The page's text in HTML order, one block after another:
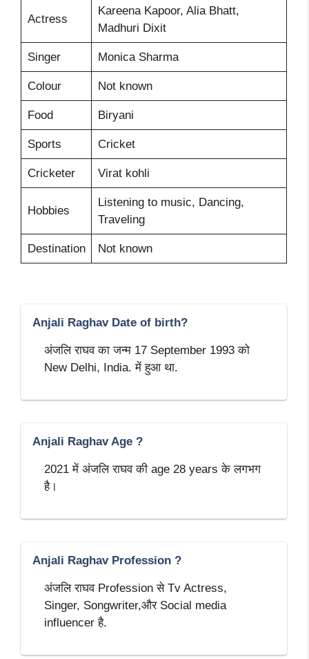
Actress
Kareena Kapoor, Alia Bhatt,
Madhuri Dixit
Singer Monica Sharma
Colour Not known
Food Biryani
Sports Cricket
Cricketer Virat kohli
Hobbies
Listening to music, Dancing,
Traveling
Destination Not known
Anjali Raghav Date of birth?
अंजलि राघव का जन्म 17 September 1993 को
New Delhi, India. में हुआ था.
Anjali Raghav Age ?
2021 में अंजलि राघव की age 28 years के लगभग
है।
Anjali Raghav Profession ?
अंजलि राघव Profession से Tv Actress,
Singer, Songwriter,और Social media
influencer है.